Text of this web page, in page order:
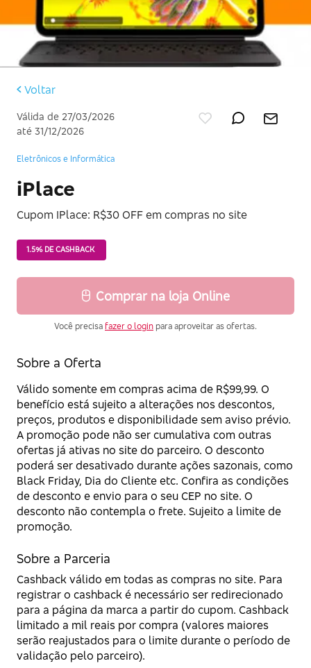
Voltar
Válida de 27/03/2026
até 31/12/2026
Eletrônicos e Informática
iPlace
Cupom IPlace: R$30 OFF em compras no site
1.5% DE CASHBACK
Comprar na loja Online
Você precisa fazer o login para aproveitar as ofertas.
Sobre a Oferta
Válido somente em compras acima de R$99,99. O
benefício está sujeito a alterações nos descontos,
preços, produtos e disponibilidade sem aviso prévio.
A promoção pode não ser cumulativa com outras
ofertas já ativas no site do parceiro. O desconto
poderá ser desativado durante ações sazonais, como
Black Friday, Dia do Cliente etc. Confira as condições
de desconto e envio para o seu CEP no site. O
desconto não contempla o frete. Sujeito a limite de
promoção.
Sobre a Parceria
Cashback válido em todas as compras no site. Para
registrar o cashback é necessário ser redirecionado
para a página da marca a partir do cupom. Cashback
limitado a mil reais por compra (valores maiores
serão reajustados para o limite durante o período de
validação pelo parceiro).